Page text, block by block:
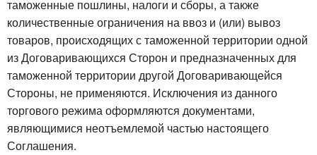
таможенные пошлины, налоги и сборы, а также
количественные ограничения на ввоз и (или) вывоз
товаров, происходящих с таможенной территории одной
из Договаривающихся Сторон и предназначенных для
таможенной территории другой Договаривающейся
Стороны, не применяются. Исключения из данного
торгового режима оформляются документами,
являющимися неотъемлемой частью настоящего
Соглашения.